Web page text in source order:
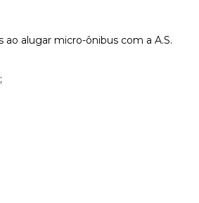
ao alugar micro-ônibus com a A.S.